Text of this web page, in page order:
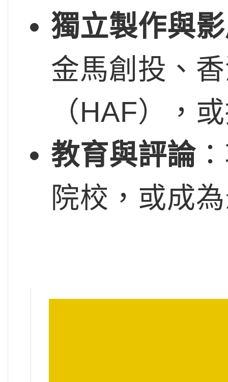
獨立製作與
金馬創投、
（HAF），
教育與評論
院校，或成